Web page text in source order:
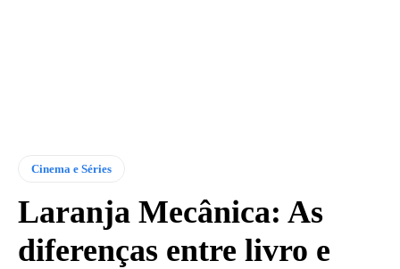
Cinema e Séries
Laranja Mecânica: As
diferenças entre livro e